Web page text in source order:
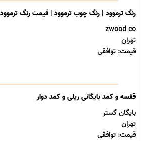
رنگ ترموود | رنگ چوب ترموود | قیمت رنگ ترموود
zwood co
تهران
قیمت: توافقی
قفسه و کمد بایگانی ریلی و کمد دوار
بایگان گستر
تهران
قیمت: توافقی